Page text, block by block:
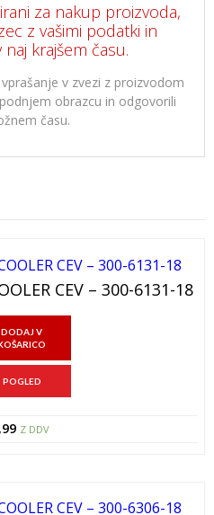
za nakup proizvoda,
z vašimi podatki in
krajšem času.
v zvezi z proizvodom
obrazcu in odgovorili
času.
CEV – 300-6131-18
DODAJ V
POGLED
Z DDV